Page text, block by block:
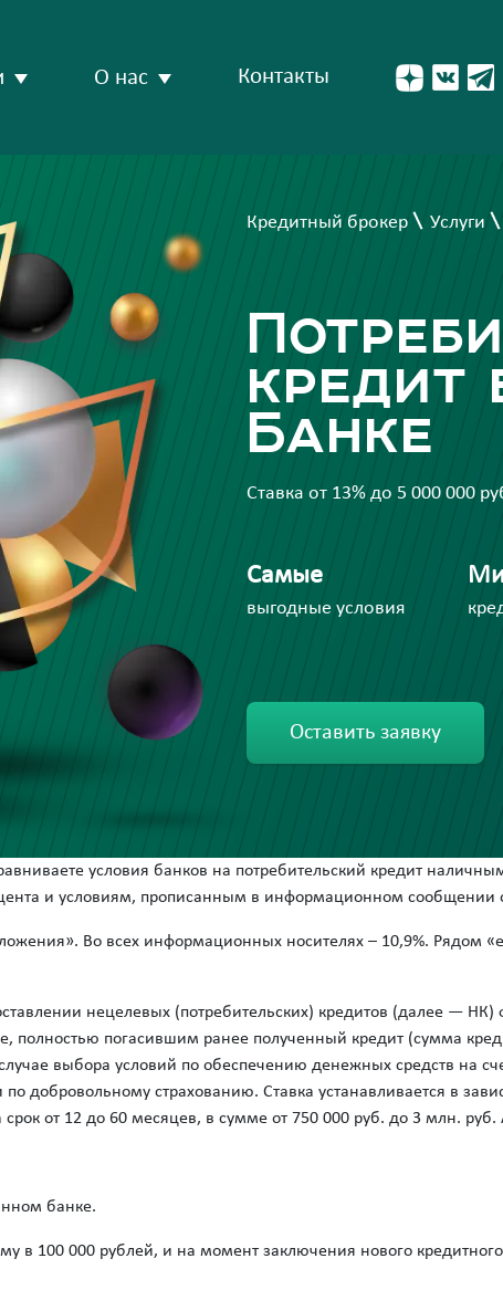
О нас Контакты
Кредитный брокер Услуги
Банке
Ставка от 13% до 5 000 000
Самые
выгодные условия
Оставить заявку
условия банков на потребительский кредит
и условиям, прописанным в информационном сообщении
Во всех информационных носителях – 10,9%. Рядом
нецелевых (потребительских) кредитов (далее —
погасившим ранее полученный кредит (сумма
выбора условий по обеспечению денежных средств на
добровольному страхованию. Ставка устанавливается в
срок от 12 до 60 месяцев, в сумме от 750 000 руб. до 3 млн. руб.
банке.
в 100 000 рублей, и на момент заключения нового